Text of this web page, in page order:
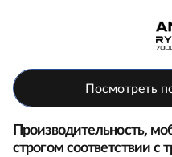
Посмотреть
Производительность,
строгом соответствии с